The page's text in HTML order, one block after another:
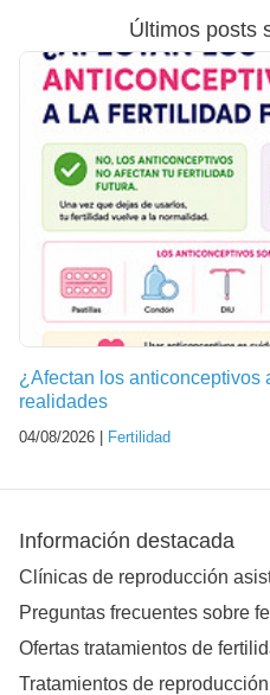
Últimos posts
¿Afectan los anticonceptivos
realidades
04/08/2026 | Fertilidad
Información destacada
Clínicas de reproducción
Preguntas frecuentes sobre
Ofertas tratamientos de
Tratamientos de